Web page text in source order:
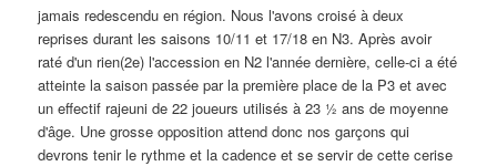
jamais redescendu en région. Nous l'avons croisé à deux
reprises durant les saisons 10/11 et 17/18 en N3. Après avoir
raté d'un rien(2e) l'accession en N2 l'année dernière, celle-ci a été
atteinte la saison passée par la première place de la P3 et avec
un effectif rajeuni de 22 joueurs utilisés à 23 ½ ans de moyenne
d'âge. Une grosse opposition attend donc nos garçons qui
devrons tenir le rythme et la cadence et se servir de cette cerise